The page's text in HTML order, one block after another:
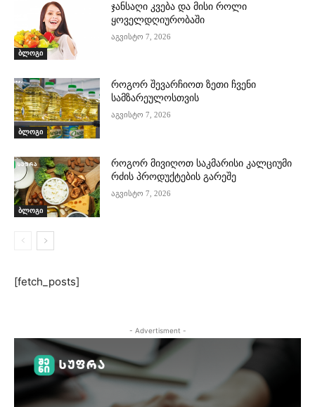
ბლოგი
ჯანსაღი კვება და მისი როლი
ყოველდღიურობაში
აგვისტო 7, 2026
ბლოგი
როგორ შევარჩიოთ ზეთი ჩვენი
სამზარეულოსთვის
აგვისტო 7, 2026
ბლოგი
როგორ მივიღოთ საკმარისი კალციუმი
რძის პროდუქტების გარეშე
აგვისტო 7, 2026
[fetch_posts]
- Advertisment -